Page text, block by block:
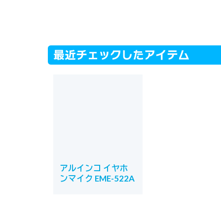
最近チェックしたアイテム
アルインコ イヤホ
ンマイク EME-522A